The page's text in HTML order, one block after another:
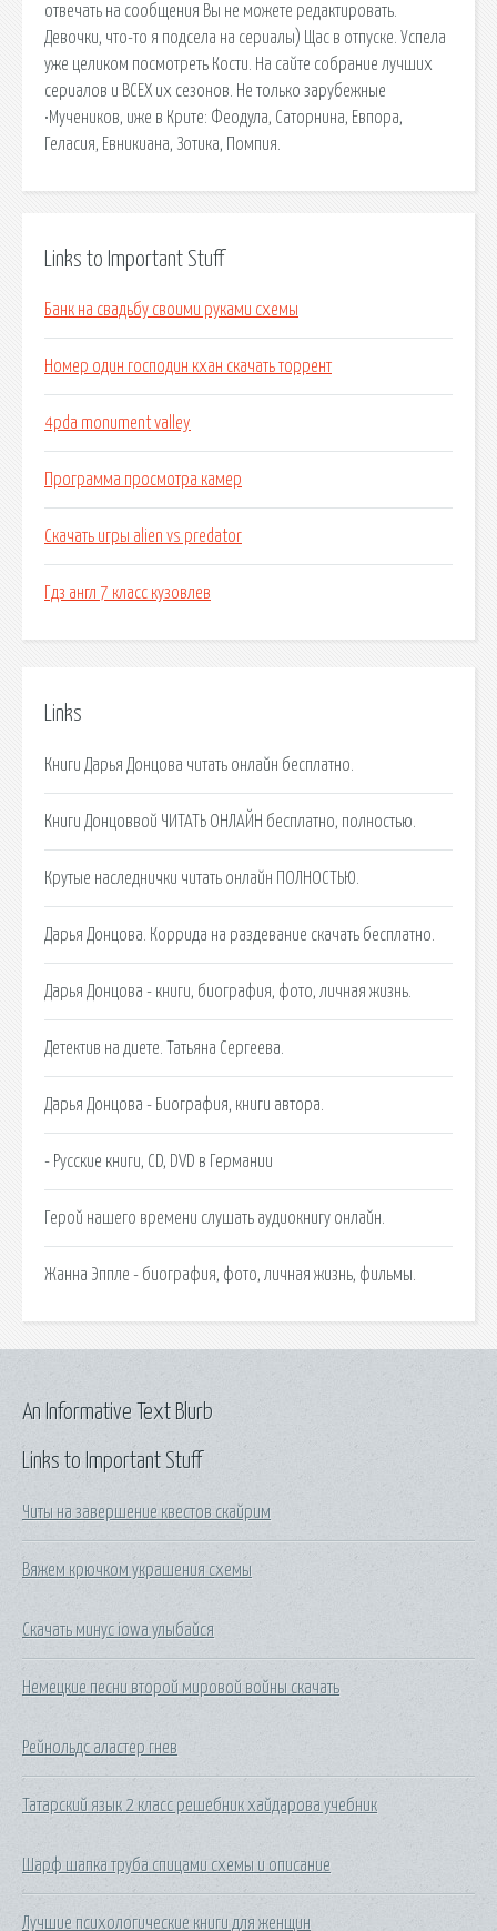
отвечать на сообщения Вы не можете редактировать.
Девочки, что-то я подсела на сериалы) Щас в отпуске. Успела
уже целиком посмотреть Кости. На сайте собрание лучших
сериалов и ВСЕХ их сезонов. Не только зарубежные
•Мучеников, иже в Крите: Феодула, Саторнина, Евпора,
Геласия, Евникиана, Зотика, Помпия.
Links to Important Stuff
Банк на свадьбу своими руками схемы
Номер один господин кхан скачать торрент
4pda monument valley
Программа просмотра камер
Скачать игры alien vs predator
Гдз англ 7 класс кузовлев
Links
Книги Дарья Донцова читать онлайн бесплатно.
Книги Донцоввой ЧИТАТЬ ОНЛАЙН бесплатно, полностью.
Крутые наследнички читать онлайн ПОЛНОСТЬЮ.
Дарья Донцова. Коррида на раздевание скачать бесплатно.
Дарья Донцова - книги, биография, фото, личная жизнь.
Детектив на диете. Татьяна Сергеева.
Дарья Донцова - Биография, книги автора.
- Русские книги, CD, DVD в Германии
Герой нашего времени слушать аудиокнигу онлайн.
Жанна Эппле - биография, фото, личная жизнь, фильмы.
Links to Important Stuff
Читы на завершение квестов скайрим
Вяжем крючком украшения схемы
Скачать минус iowa улыбайся
Немецкие песни второй мировой войны скачать
Рейнольдс аластер гнев
Татарский язык 2 класс решебник хайдарова учебник
Шарф шапка труба спицами схемы и описание
Лучшие психологические книги для женщин
An Informative Text Blurb